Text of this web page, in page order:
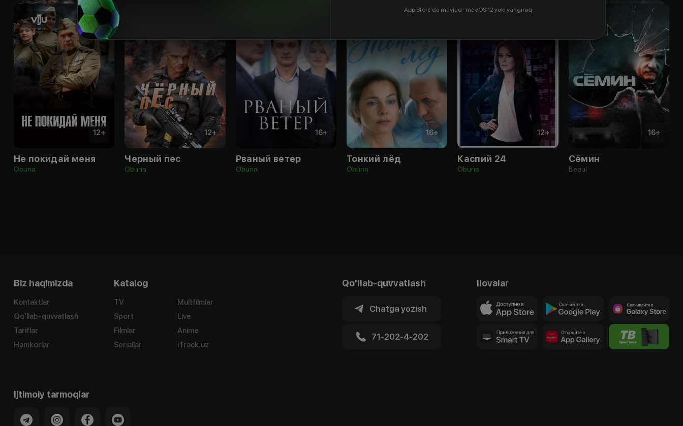
12+
Не покидай меня
Obuna
12+
Черный пес
Obuna
16+
Рваный ветер
Obuna
16+
Тонкий лёд
Obuna
12+
Каспий 24
Obuna
16+
Сёмин
Bepul
Biz haqimizda
Kontaktlar
Qo'llab-quvvatlash
Tariflar
Hamkorlar
Katalog
TV
Sport
Filmlar
Seriallar
Multfilmlar
Live
Anime
iTrack.uz
Qo'llab-quvvatlash
Chatga yozish
71-202-4-202
Ilovalar
Ijtimoiy tarmoqlar
App Store'da mavjud · macOS 12 yoki yangiroq